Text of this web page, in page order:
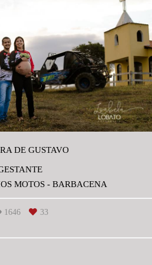
DE GUSTAVO
MOTOS - BARBACENA
1646 33